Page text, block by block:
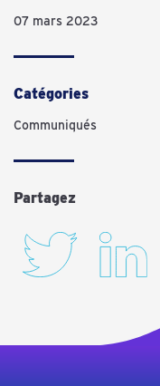
07 mars 2023
Catégories
Communiqués
Partagez